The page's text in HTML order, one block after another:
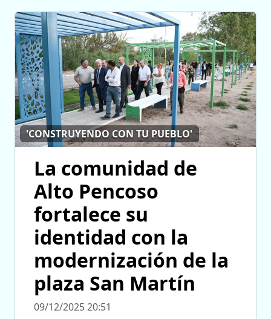
'CONSTRUYENDO CON TU PUEBLO'
La comunidad de
Alto Pencoso
fortalece su
identidad con la
modernización de la
plaza San Martín
09/12/2025 20:51